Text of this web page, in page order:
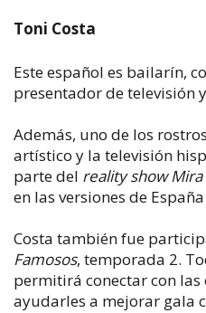
Toni Costa
Este español es bailarín,
presentador de televisión
Además, uno de los
artístico y la televisión
parte del reality show
en las versiones de
Costa también fue
Famosos, temporada 2.
permitirá conectar con
ayudarles a mejorar gala